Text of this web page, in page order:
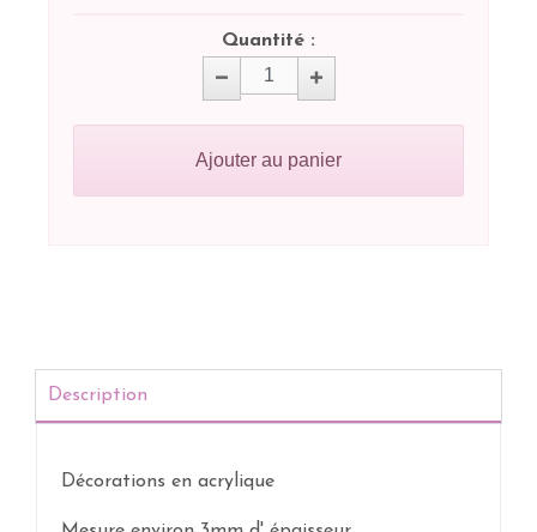
Quantité :
Ajouter au panier
Description
Décorations en acrylique